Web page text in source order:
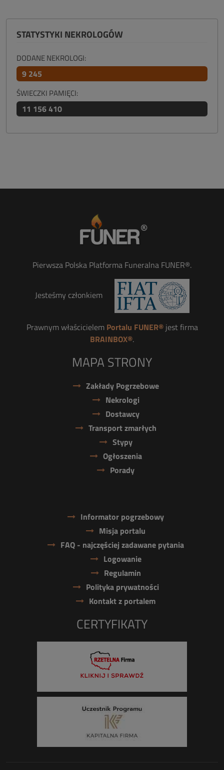
STATYSTYKI NEKROLOGÓW
DODANE NEKROLOGI:
9 245
ŚWIECZKI PAMIĘCI:
11 156 410
Pierwsza Polska Platforma Funeralna FUNER®.
Jesteśmy członkiem
Prawnym właścicielem Portalu FUNER®jest firma
BRAINBOX®.
MAPA STRONY
Zakłady Pogrzebowe
Nekrologi
Dostawcy
Transport zmarłych
Stypy
Ogłoszenia
Porady
Informator pogrzebowy
Misja portalu
FAQ - najczęściej zadawane pytania
Logowanie
Regulamin
Polityka prywatności
Kontakt z portalem
CERTYFIKATY